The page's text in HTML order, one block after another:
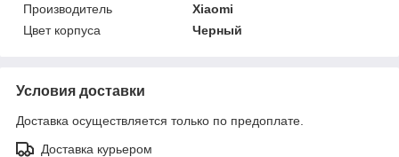
Производитель
Xiaomi
Цвет корпуса
Черный
Условия доставки
Доставка осуществляется только по предоплате.
Доставка курьером